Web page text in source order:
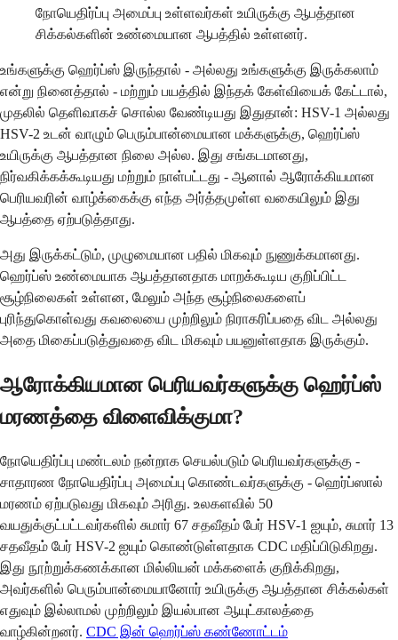
நோயெதிர்ப்பு அமைப்பு உள்ளவர்கள் உயிருக்கு ஆபத்தான
சிக்கல்களின் உண்மையான ஆபத்தில் உள்ளனர்.
உங்களுக்கு ஹெர்ப்ஸ் இருந்தால் - அல்லது உங்களுக்கு இருக்கலாம்
என்று நினைத்தால் - மற்றும் பயத்தில் இந்தக் கேள்வியைக் கேட்டால்,
முதலில் தெளிவாகச் சொல்ல வேண்டியது இதுதான்: HSV-1 அல்லது
HSV-2 உடன் வாழும் பெரும்பான்மையான மக்களுக்கு, ஹெர்ப்ஸ்
உயிருக்கு ஆபத்தான நிலை அல்ல. இது சங்கடமானது,
நிர்வகிக்கக்கூடியது மற்றும் நாள்பட்டது - ஆனால் ஆரோக்கியமான
பெரியவரின் வாழ்க்கைக்கு எந்த அர்த்தமுள்ள வகையிலும் இது
ஆபத்தை ஏற்படுத்தாது.
அது இருக்கட்டும், முழுமையான பதில் மிகவும் நுணுக்கமானது.
ஹெர்ப்ஸ் உண்மையாக ஆபத்தானதாக மாறக்கூடிய குறிப்பிட்ட
சூழ்நிலைகள் உள்ளன, மேலும் அந்த சூழ்நிலைகளைப்
புரிந்துகொள்வது கவலையை முற்றிலும் நிராகரிப்பதை விட அல்லது
அதை மிகைப்படுத்துவதை விட மிகவும் பயனுள்ளதாக இருக்கும்.
ஆரோக்கியமான பெரியவர்களுக்கு ஹெர்ப்ஸ்
மரணத்தை விளைவிக்குமா?
நோயெதிர்ப்பு மண்டலம் நன்றாக செயல்படும் பெரியவர்களுக்கு -
சாதாரண நோயெதிர்ப்பு அமைப்பு கொண்டவர்களுக்கு - ஹெர்ப்ஸால்
மரணம் ஏற்படுவது மிகவும் அரிது. உலகளவில் 50
வயதுக்குட்பட்டவர்களில் சுமார் 67 சதவீதம் பேர் HSV-1 ஐயும், சுமார் 13
சதவீதம் பேர் HSV-2 ஐயும் கொண்டுள்ளதாக CDC மதிப்பிடுகிறது.
இது நூற்றுக்கணக்கான மில்லியன் மக்களைக் குறிக்கிறது,
அவர்களில் பெரும்பான்மையானோர் உயிருக்கு ஆபத்தான சிக்கல்கள்
எதுவும் இல்லாமல் முற்றிலும் இயல்பான ஆயுட்காலத்தை
வாழ்கின்றனர். CDC இன் ஹெர்ப்ஸ் கண்ணோட்டம்